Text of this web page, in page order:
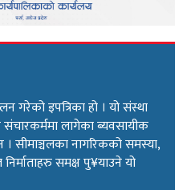
गरेको इपत्रिका हो । यो संस्था
लागेका ब्यवसायीक
। सीमाञ्चलका नागरिकको समस्या,
समक्ष पु¥याउने यो